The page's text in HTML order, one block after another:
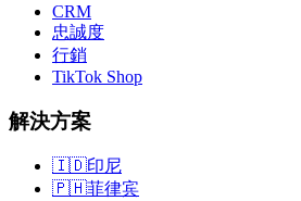
CRM
忠誠度
行銷
TikTok Shop
解決方案
🇮🇩印尼
🇵🇭菲律宾